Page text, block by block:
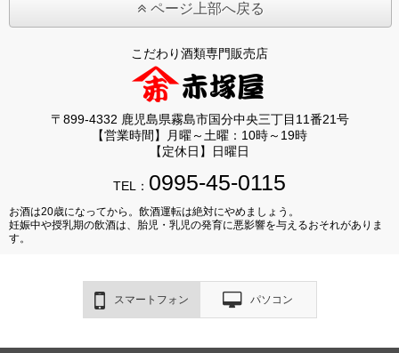
ページ上部へ戻る
こだわり酒類専門販売店
〒899-4332 鹿児島県霧島市国分中央三丁目11番21号
【営業時間】月曜～土曜：10時～19時
【定休日】日曜日
TEL： 0995-45-0115
お酒は20歳になってから。飲酒運転は絶対にやめましょう。
妊娠中や授乳期の飲酒は、胎児・乳児の発育に悪影響を与えるおそれがありま
す。
スマートフォン パソコン